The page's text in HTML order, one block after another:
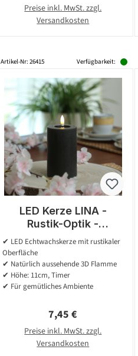
Preise inkl. MwSt. zzgl.
Versandkosten
Artikel-Nr: 26415 Verfügbarkeit:
LED Kerze LINA -
Rustik-Optik -
Echtwachs - H: 11cm -
D: 7cm - Batterie -
Timer - schwarz
✔ LED Echtwachskerze mit rustikaler
Oberfläche
✔ Natürlich aussehende 3D Flamme
✔ Höhe: 11cm, Timer
✔ Für gemütliches Ambiente
Regulärer Preis:
7,45 €
Preise inkl. MwSt. zzgl.
Versandkosten